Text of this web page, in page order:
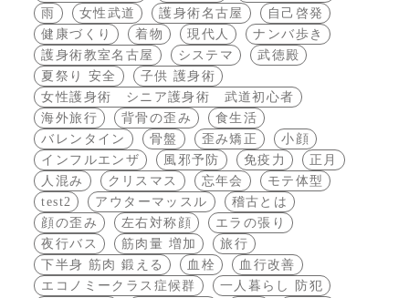
雨
女性武道 護身術名古屋
自己啓発
健康づくり
着物 現代人
ナンバ歩き
護身術教室名古屋
システマ
武徳殿
夏祭り 安全
子供 護身術
女性護身術 シニア護身術 武道初心者
海外旅行
背骨の歪み
食生活
バレンタイン
骨盤 歪み矯正
小顔
インフルエンザ
風邪予防 免疫力
正月
人混み
クリスマス 忘年会
モテ体型
test2
アウターマッスル
稽古とは
顔の歪み
左右対称顔
エラの張り
夜行バス
筋肉量 増加
旅行
下半身 筋肉 鍛える
血栓
血行改善
エコノミークラス症候群
一人暮らし 防犯